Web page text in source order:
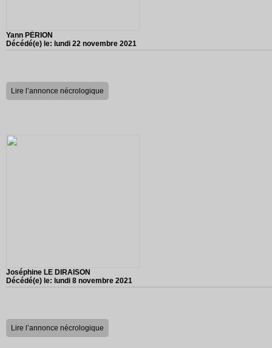
Yann PÉRION
Décédé(e) le: lundi 22 novembre 2021
Lire l’annonce nécrologique
Joséphine LE DIRAISON
Décédé(e) le: lundi 8 novembre 2021
Lire l’annonce nécrologique